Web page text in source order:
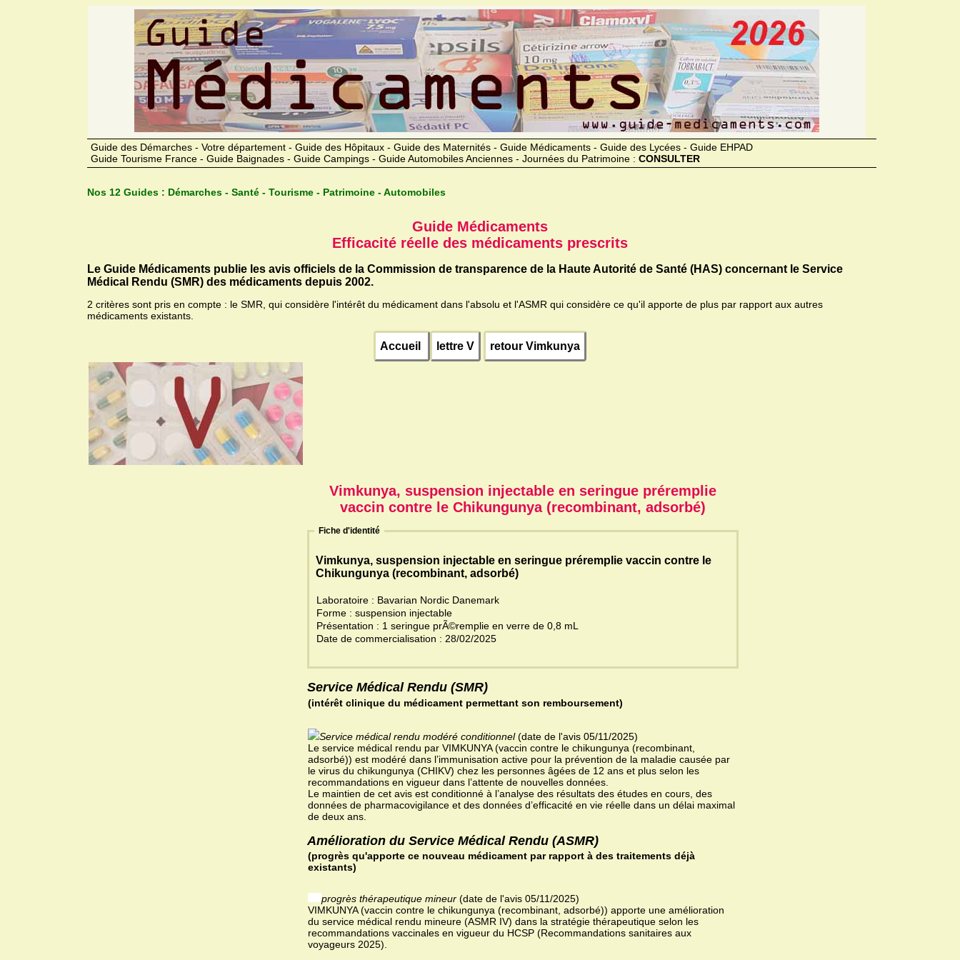
Guide des Démarches - Votre département - Guide des Hôpitaux - Guide des Maternités - Guide Médicaments - Guide des Lycées - Guide EHPAD
Guide Tourisme France - Guide Baignades - Guide Campings - Guide Automobiles Anciennes - Journées du Patrimoine : CONSULTER
Nos 12 Guides : Démarches - Santé - Tourisme - Patrimoine - Automobiles
Guide Médicaments
Efficacité réelle des médicaments prescrits
Le Guide Médicaments publie les avis officiels de la Commission de transparence de la Haute Autorité de Santé (HAS) concernant le Service
Médical Rendu (SMR) des médicaments depuis 2002.
2 critères sont pris en compte : le SMR, qui considère l'intérêt du médicament dans l'absolu et l'ASMR qui considère ce qu'il apporte de plus par rapport aux autres
médicaments existants.
Accueil lettre V retour Vimkunya
Vimkunya, suspension injectable en seringue préremplie
vaccin contre le Chikungunya (recombinant, adsorbé)
Fiche d'identité
Vimkunya, suspension injectable en seringue préremplie vaccin contre le
Chikungunya (recombinant, adsorbé)
Laboratoire : Bavarian Nordic Danemark
Forme : suspension injectable
Présentation : 1 seringue prÃ©remplie en verre de 0,8 mL
Date de commercialisation : 28/02/2025
Service Médical Rendu (SMR)
(intérêt clinique du médicament permettant son remboursement)
Service médical rendu modéré conditionnel(date de l'avis 05/11/2025)
Le service médical rendu par VIMKUNYA (vaccin contre le chikungunya (recombinant,
adsorbé)) est modéré dans l’immunisation active pour la prévention de la maladie causée par
le virus du chikungunya (CHIKV) chez les personnes âgées de 12 ans et plus selon les
recommandations en vigueur dans l’attente de nouvelles données.
Le maintien de cet avis est conditionné à l’analyse des résultats des études en cours, des
données de pharmacovigilance et des données d’efficacité en vie réelle dans un délai maximal
de deux ans.
Amélioration du Service Médical Rendu (ASMR)
(progrès qu'apporte ce nouveau médicament par rapport à des traitements déjà
existants)
progrès thérapeutique mineur (date de l'avis 05/11/2025)
VIMKUNYA (vaccin contre le chikungunya (recombinant, adsorbé)) apporte une amélioration
du service médical rendu mineure (ASMR IV) dans la stratégie thérapeutique selon les
recommandations vaccinales en vigueur du HCSP (Recommandations sanitaires aux
voyageurs 2025).